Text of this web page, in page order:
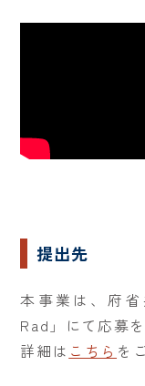
提出先
本事業は、府
Rad」にて応募
詳細は こちら を